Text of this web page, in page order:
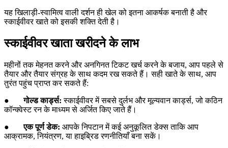
यह खिलाड़ी-स्वामित्व वाली दर्शन ही खेल को इतना आकर्षक बनाती है और
स्काईवीवर खाते को इसकी शक्ति देती है।
स्काईवीवर खाता खरीदने के लाभ
महीनों तक मेहनत करने और अनगिनत टिकट खर्च करने के बजाय, आप पहले से
तैयार और तैयार संग्रह के साथ कदम रख सकते हैं। सही खाते के साथ, आप
तुरंत पहुंच प्राप्त कर सकते हैं:
●गोल्ड कार्ड्स: स्काईवीवर में सबसे दुर्लभ और मूल्यवान कार्ड्स, जो कठिन
कॉन्क्वेस्ट रन के माध्यम से अर्जित किए जाते हैं।
●एक पूर्ण डेक: आपके निपटान में कई अनुकूलित डेक्स ताकि आप
आक्रामक, नियंत्रण, या हाइब्रिड रणनीतियाँ बना सकें।